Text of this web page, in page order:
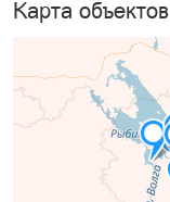
Карта объектов